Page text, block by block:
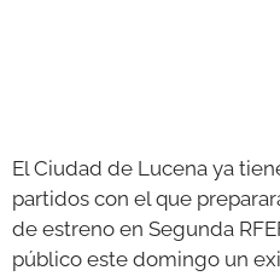
El Ciudad de Lucena ya
partidos con el que
de estreno en Segunda
público este domingo un